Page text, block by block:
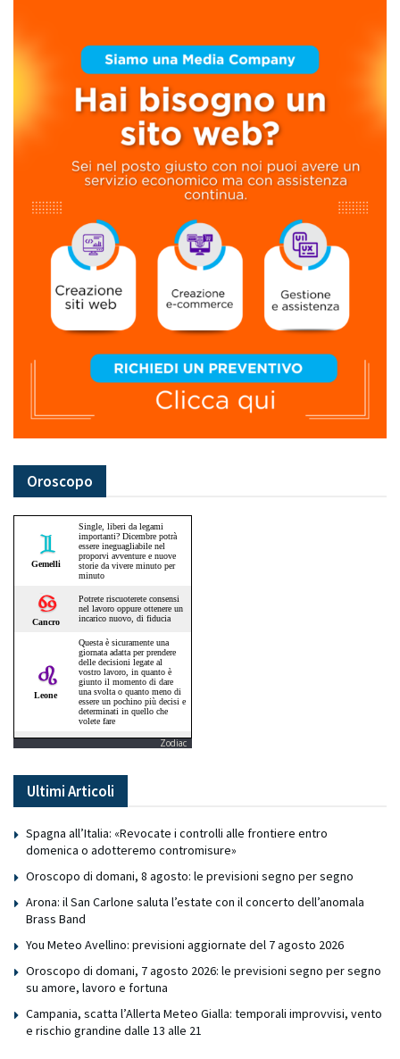
Oroscopo
Zodiac
Ultimi Articoli
Spagna all’Italia: «Revocate i controlli alle frontiere entro
domenica o adotteremo contromisure»
Oroscopo di domani, 8 agosto: le previsioni segno per segno
Arona: il San Carlone saluta l’estate con il concerto dell’anomala
Brass Band
You Meteo Avellino: previsioni aggiornate del 7 agosto 2026
Oroscopo di domani, 7 agosto 2026: le previsioni segno per segno
su amore, lavoro e fortuna
Campania, scatta l’Allerta Meteo Gialla: temporali improvvisi, vento
e rischio grandine dalle 13 alle 21